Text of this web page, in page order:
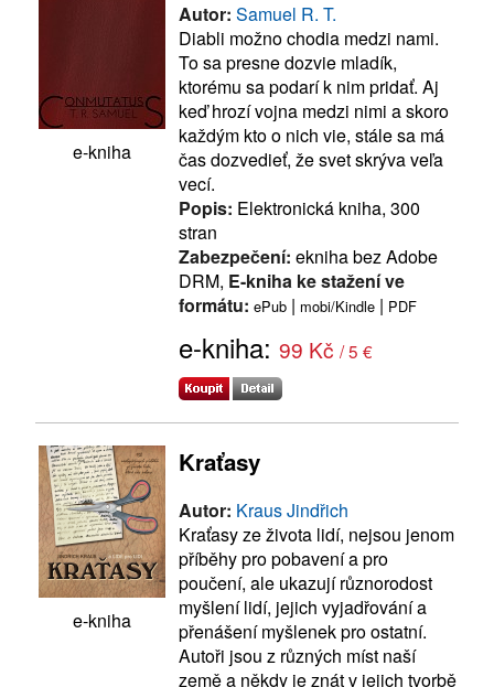
e-kniha
Autor: Samuel R. T.
Diabli možno chodia medzi nami.
To sa presne dozvie mladík,
ktorému sa podarí k nim pridať. Aj
keď hrozí vojna medzi nimi a skoro
každým kto o nich vie, stále sa má
čas dozvedieť, že svet skrýva veľa
vecí.
Popis: Elektronická kniha, 300
stran
Zabezpečení: ekniha bez Adobe
DRM, E-kniha ke stažení ve
formátu: ePub | mobi/Kindle | PDF
e-kniha: 99 Kč / 5 €
e-kniha
Kraťasy
Autor: Kraus Jindřich
Kraťasy ze života lidí, nejsou jenom
příběhy pro pobavení a pro
poučení, ale ukazují různorodost
myšlení lidí, jejich vyjadřování a
přenášení myšlenek pro ostatní.
Autoři jsou z různých míst naší
země a někdy je znát v jejich tvorbě